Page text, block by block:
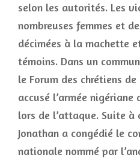
selon les autorités. Les
nombreuses femmes et
décimées à la machette
témoins. Dans un
le Forum des chrétiens
accusé l’armée nigériane
lors de l’attaque. Suite
Jonathan a congédié le
nationale nommé par